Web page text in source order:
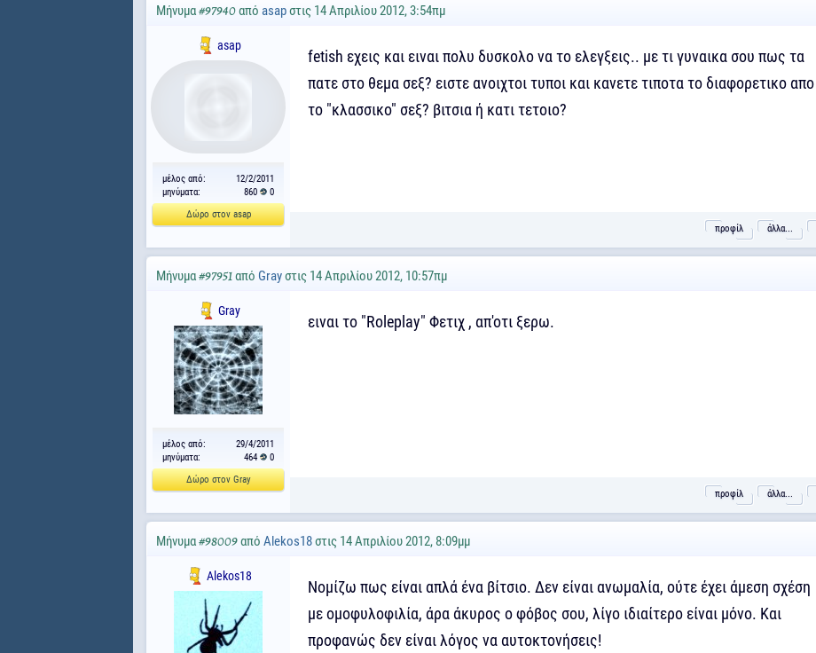
Μήνυμα #97940 από asapστις 14 Απριλίου 2012, 3:54πμ
asap
μέλος από:
12/2/2011
μηνύματα:
860
0
Δώρο στον asap
fetish εχεις και ειναι πολυ δυσκολο να το ελεγξεις.. με τι γυναικα σου πως τα
πατε στο θεμα σεξ? ειστε ανοιχτοι τυποι και κανετε τιποτα το διαφορετικο απο
το "κλασσικο" σεξ? βιτσια ή κατι τετοιο?
προφίλ άλλα...
Μήνυμα #97951 από Grayστις 14 Απριλίου 2012, 10:57πμ
Gray
μέλος από:
29/4/2011
μηνύματα:
464
0
Δώρο στον Gray
ειναι το "Roleplay" Φετιχ , απ'οτι ξερω.
προφίλ άλλα...
Μήνυμα #98009 από Alekos18στις 14 Απριλίου 2012, 8:09μμ
Alekos18
Νομίζω πως είναι απλά ένα βίτσιο. Δεν είναι ανωμαλία, ούτε έχει άμεση σχέση
με ομοφυλοφιλία, άρα άκυρος ο φόβος σου, λίγο ιδιαίτερο είναι μόνο. Και
προφανώς δεν είναι λόγος να αυτοκτονήσεις!